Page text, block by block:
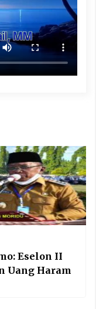
Eselon II
Uang Haram